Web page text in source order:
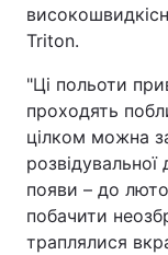
Triton.
"Ці польоти
проходять
цілком можна
розвідувальної
появи – до
побачити
траплялися